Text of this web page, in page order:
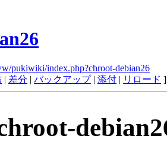
pukiwiki/index.php?chroot-debian26
| 差分 | バックアップ| 添付 | リロード